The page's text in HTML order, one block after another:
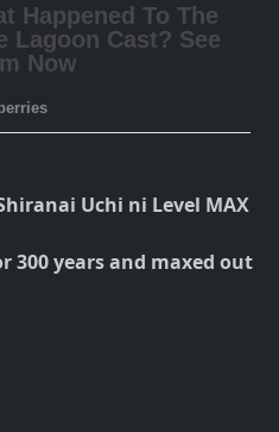
Uchi ni Level MAX
300 years and maxed out